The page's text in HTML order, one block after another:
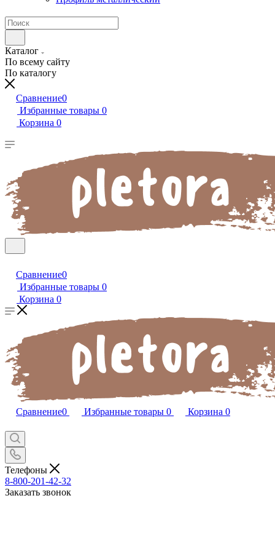
Каталог
По всему сайту
По каталогу
Сравнение0
Избранные товары 0
Корзина 0
Сравнение0
Избранные товары 0
Корзина 0
Сравнение0 Избранные товары 0 Корзина 0
Телефоны
8-800-201-42-32
Заказать звонок